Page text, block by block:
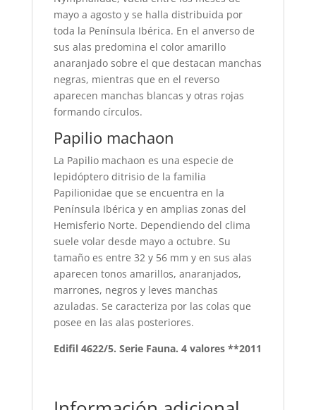
mayo a agosto y se halla distribuida por
toda la Península Ibérica. En el anverso de
sus alas predomina el color amarillo
anaranjado sobre el que destacan manchas
negras, mientras que en el reverso
aparecen manchas blancas y otras rojas
formando círculos.
Papilio machaon
La Papilio machaon es una especie de
lepidóptero ditrisio de la familia
Papilionidae que se encuentra en la
Península Ibérica y en amplias zonas del
Hemisferio Norte. Dependiendo del clima
suele volar desde mayo a octubre. Su
tamaño es entre 32 y 56 mm y en sus alas
aparecen tonos amarillos, anaranjados,
marrones, negros y leves manchas
azuladas. Se caracteriza por las colas que
posee en las alas posteriores.
Edifil 4622/5. Serie Fauna. 4 valores **2011